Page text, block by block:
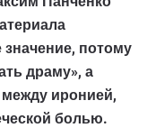
значение, потому
драму», а
иронией,
болью.